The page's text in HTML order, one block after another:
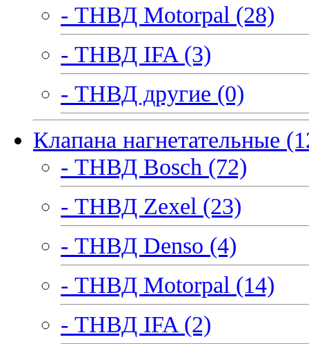
- ТНВД Motorpal (28)
- ТНВД IFA (3)
- ТНВД другие (0)
Клапана нагнетательные
- ТНВД Bosch (72)
- ТНВД Zexel (23)
- ТНВД Denso (4)
- ТНВД Motorpal (14)
- ТНВД IFA (2)